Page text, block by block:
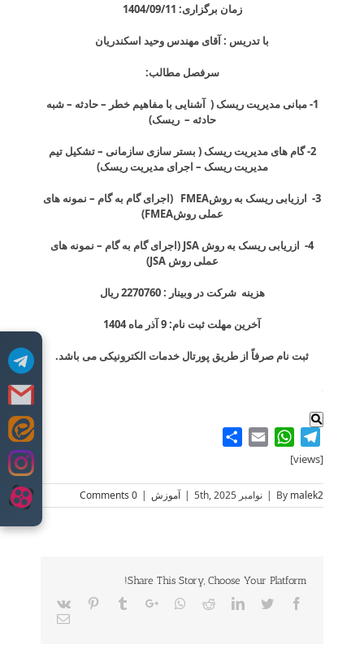
زمان برگزاری: 1404/09/11
با تدریس : آقای مهندس وحید اسکندریان
سرفصل مطالب:
1- مبانی مدیریت ریسک ( آشنایی با مفاهیم خطر –حادثه –شبه
حادثه – ریسک)
2- گام های مدیریت ریسک ( بستر سازی سازمانی –تشکیل تیم
مدیریت ریسک – اجرای مدیریت ریسک)
3- ارزیابی ریسک به روشFMEA (اجرای گام به گام – نمونه های
عملی روشFMEA
)
4- ازریابی ریسک به روش JSA (اجرای گام به گام – نمونه های
عملی روشJSA
)
هزینه شرکت در وبینار : 2270760 ریال
آخرین مهلت ثبت نام: 9 آذر ماه 1404
ثبت نام صرفاً از طریق پورتال خدمات الکترونیکی می باشد.
.
Telegram
WhatsApp
Email
[views]
By malek2
| نوامبر 5th, 2025 | آموزش |
0 Comments
Share This Story, Choose Your Platform!
Facebook
Twitter
LinkedIn
Reddit
Whatsapp
Google+
Tumblr
Pinterest
Vk
Email